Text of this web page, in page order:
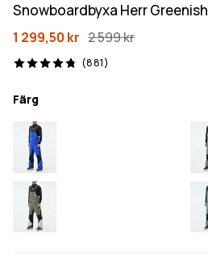
Snowboardbyxa Herr Greenish
1 299,50 kr 2 599 kr
(881)
881 recensioner, 4.8/5
Färg